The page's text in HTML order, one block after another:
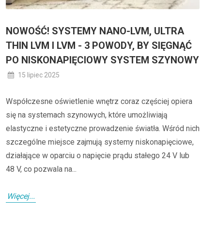
NOWOŚĆ! SYSTEMY NANO-LVM, ULTRA
THIN LVM I LVM - 3 POWODY, BY SIĘGNĄĆ
PO NISKONAPIĘCIOWY SYSTEM SZYNOWY
15 lipiec 2025
Współczesne oświetlenie wnętrz coraz częściej opiera
się na systemach szynowych, które umożliwiają
elastyczne i estetyczne prowadzenie światła. Wśród nich
szczególne miejsce zajmują systemy niskonapięciowe,
działające w oparciu o napięcie prądu stałego 24 V lub
48 V, co pozwala na...
Więcej...